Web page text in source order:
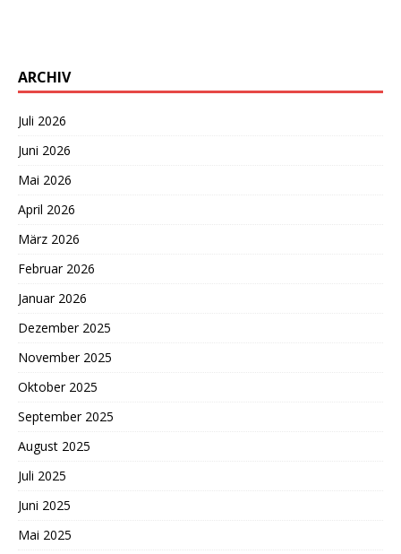
ARCHIV
Juli 2026
Juni 2026
Mai 2026
April 2026
März 2026
Februar 2026
Januar 2026
Dezember 2025
November 2025
Oktober 2025
September 2025
August 2025
Juli 2025
Juni 2025
Mai 2025